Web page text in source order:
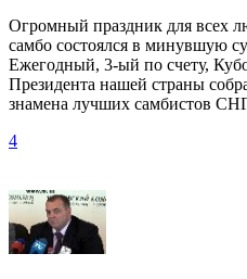
Огромный праздник для всех
самбо состоялся в минувшую
Ежегодный, 3-ый по счету,
Президента нашей страны
знамена лучших самбистов
4